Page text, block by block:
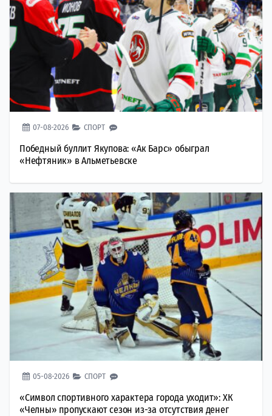
07-08-2026 СПОРТ
Победный буллит Якупова: «Ак Барс» обыграл
«Нефтяник» в Альметьевске
05-08-2026 СПОРТ
«Символ спортивного характера города уходит»: ХК
«Челны» пропускают сезон из-за отсутствия денег